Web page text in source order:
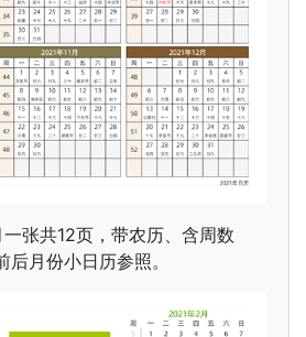
张共12页，带农历、含周数
后月份小日历参照。